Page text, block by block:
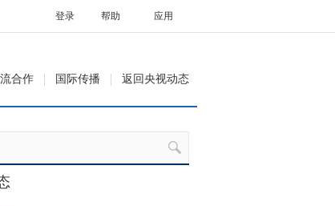
帮助 应用
登录
合作 国际传播 返回央视动态